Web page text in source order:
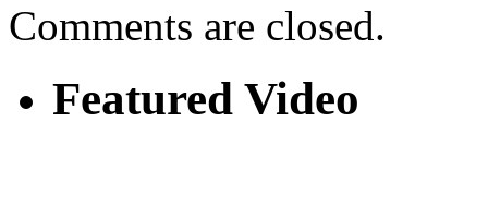
Comments are closed.
Featured Video